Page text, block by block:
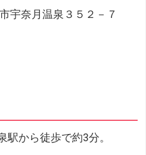
宇奈月温泉３５２－７
駅から徒歩で約3分。